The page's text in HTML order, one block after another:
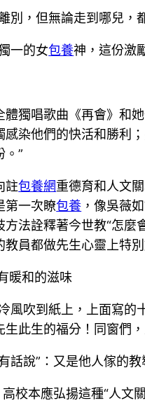
別，但無論走到哪兒，
一的女包養神，這份激
體獨唱歌曲《再會》和
感染他們的快活和勝利
。”
註包養網重德育和人文
第一次瞭包養 ，像吳薇
法詮釋著今世教“怎
員都做先生心靈上特
暖和的滋味
風吹到紙上，上面寫的
此生的福分！同窗們
話說”：又是他人傢的
校本應弘揚這種“人文